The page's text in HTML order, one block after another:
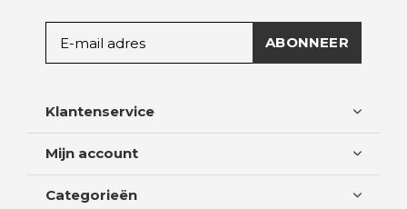
ABONNEER
Klantenservice
Mijn account
Categorieën